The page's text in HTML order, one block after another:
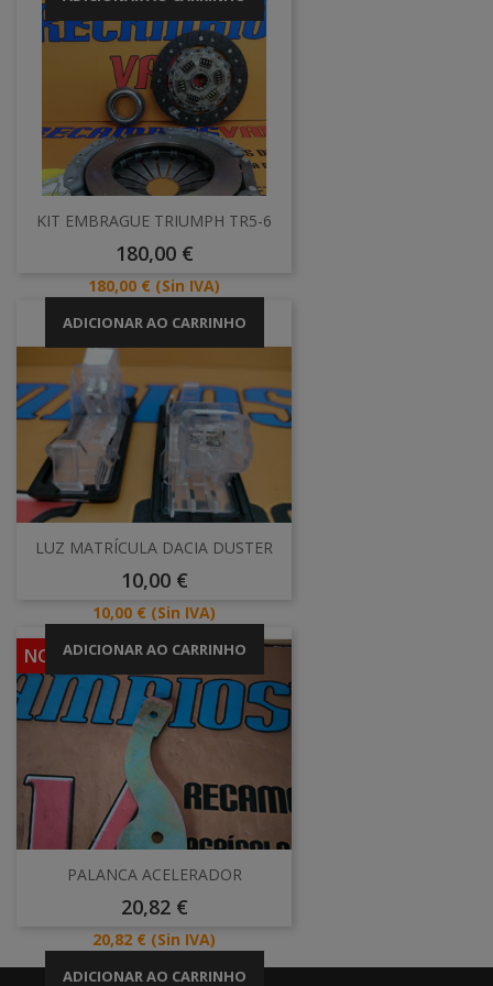
KIT EMBRAGUE TRIUMPH TR5-6
Preço
180,00 €
Preço
180,00 € (Sin IVA)
ADICIONAR AO CARRINHO
LUZ MATRÍCULA DACIA DUSTER
Preço
10,00 €
Preço
10,00 € (Sin IVA)
ADICIONAR AO CARRINHO
NOVO
PALANCA ACELERADOR
Preço
20,82 €
Preço
20,82 € (Sin IVA)
ADICIONAR AO CARRINHO